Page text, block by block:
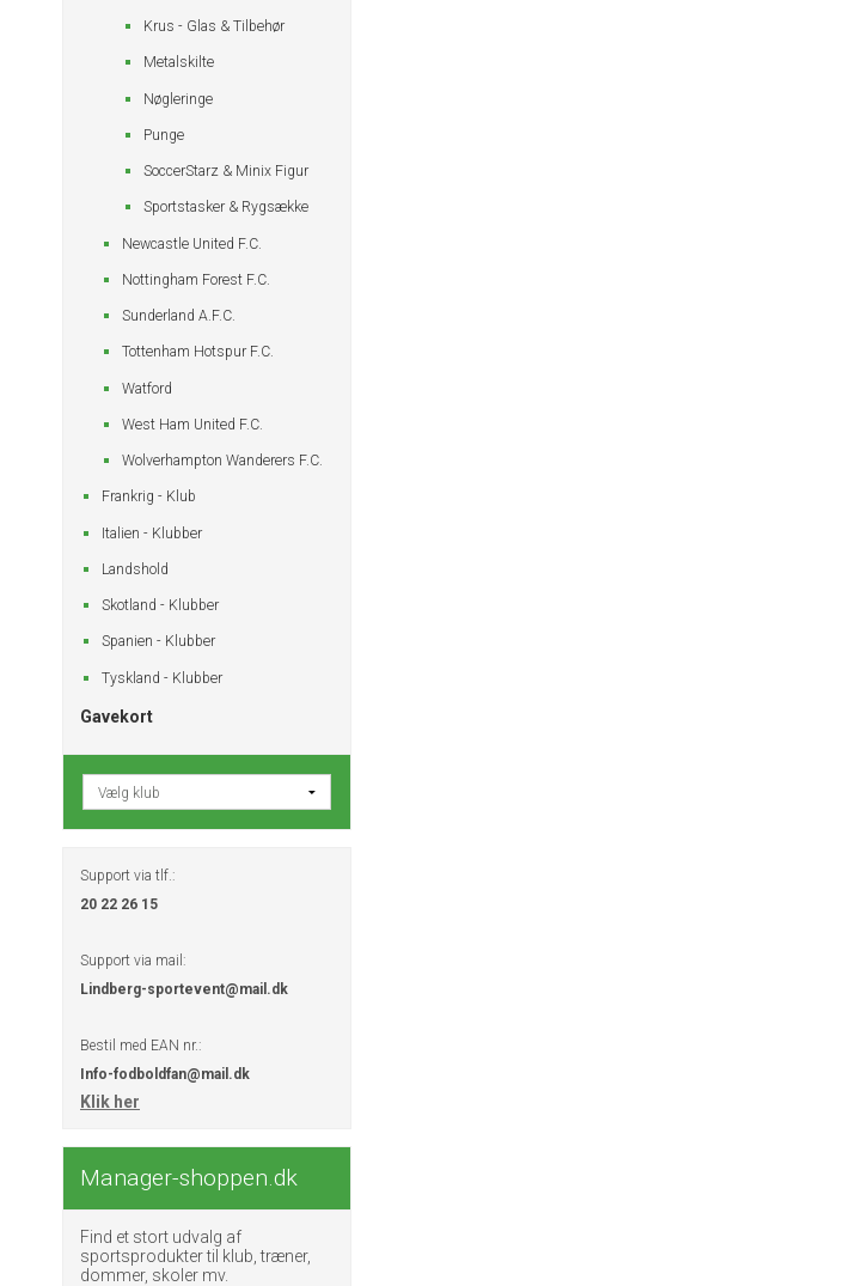
Krus - Glas & Tilbehør
Metalskilte
Nøgleringe
Punge
SoccerStarz & Minix Figur
Sportstasker & Rygsække
Newcastle United F.C.
Nottingham Forest F.C.
Sunderland A.F.C.
Tottenham Hotspur F.C.
Watford
West Ham United F.C.
Wolverhampton Wanderers F.C.
Frankrig - Klub
Italien - Klubber
Landshold
Skotland - Klubber
Spanien - Klubber
Tyskland - Klubber
Gavekort
Support via tlf.:
20 22 26 15
Support via mail:
Lindberg-sportevent@mail.dk
Bestil med EAN nr.:
Info-fodboldfan@mail.dk
Klik her
Manager-shoppen.dk
Find et stort udvalg af
sportsprodukter til klub, træner,
dommer, skoler mv.